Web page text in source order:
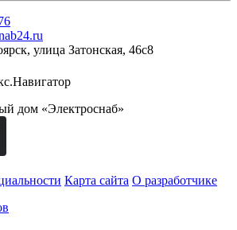
, улица Затонская, 46с8
дом «Электроснаб»
Карта сайта О разработчике